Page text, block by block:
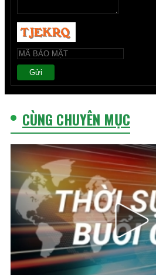
Gửi
CÙNG CHUYÊN MỤC